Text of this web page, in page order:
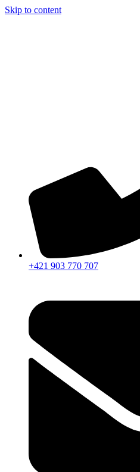
Skip to content
+421 903 770 707